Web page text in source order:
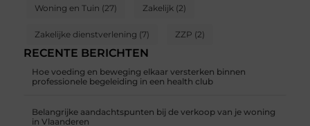
Woning en Tuin (27) Zakelijk (2)
Zakelijke dienstverlening (7) ZZP (2)
RECENTE BERICHTEN
Hoe voeding en beweging elkaar versterken binnen
professionele begeleiding in een health club
Belangrijke aandachtspunten bij de verkoop van je woning
in Vlaanderen